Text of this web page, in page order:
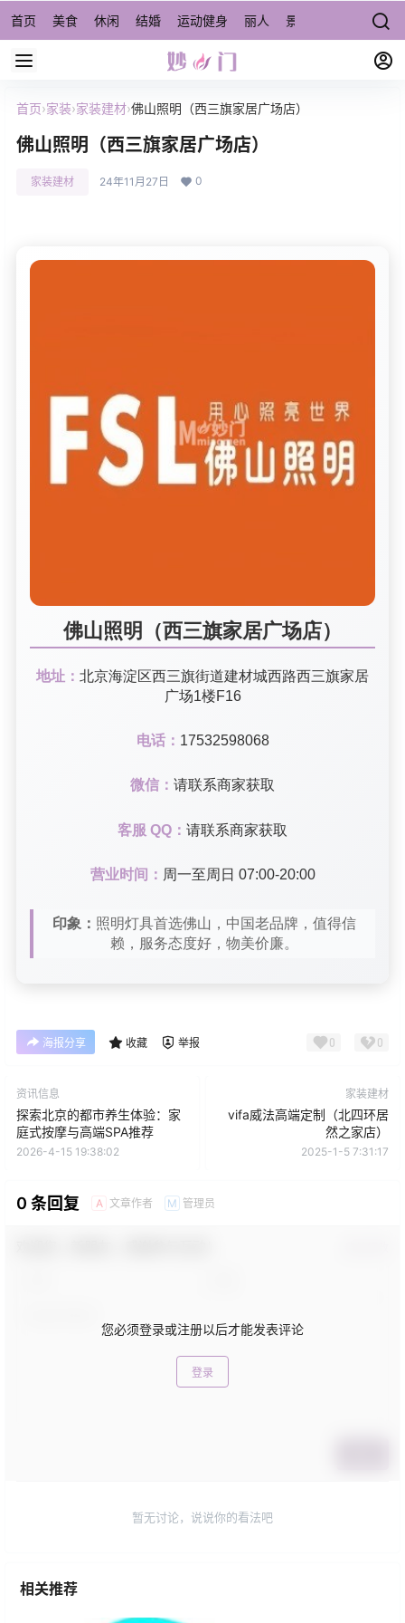
首页 美食 休闲 结婚 运动健身 丽人 景点/周边游 宠物
首页›家装›家装建材›佛山照明（西三旗家居广场店）
佛山照明（西三旗家居广场店）
家装建材 24年11月27日 0
佛山照明（西三旗家居广场店）
地址： 北京海淀区西三旗街道建材城西路西三旗家居
广场1楼F16
电话： 17532598068
微信： 请联系商家获取
客服 QQ： 请联系商家获取
营业时间： 周一至周日 07:00-20:00
印象： 照明灯具首选佛山，中国老品牌，值得信
赖，服务态度好，物美价廉。
海报分享 收藏 举报 0 0
资讯信息
探索北京的都市养生体验：家
庭式按摩与高端SPA推荐
2026-4-15 19:38:02
家装建材
vifa威法高端定制（北四环居
然之家店）
2025-1-5 7:31:17
0 条回复 A 文章作者 M 管理员
您必须登录或注册以后才能发表评论
登录
暂无讨论，说说你的看法吧
相关推荐